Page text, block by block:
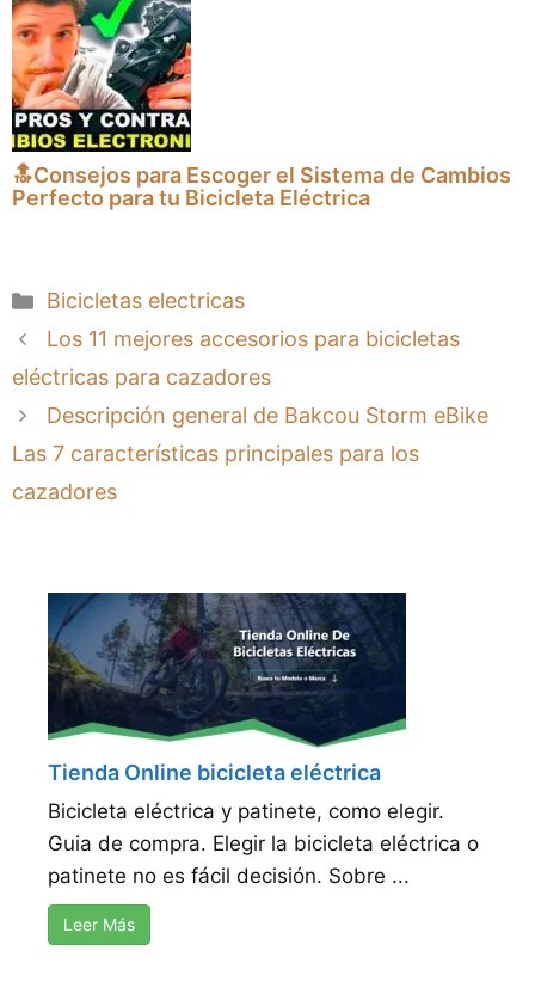
🔝Consejos para Escoger el Sistema de Cambios
Perfecto para tu Bicicleta Eléctrica
Categorías
Bicicletas electricas
Los 11 mejores accesorios para bicicletas
eléctricas para cazadores
Descripción general de Bakcou Storm eBike
Las 7 características principales para los
cazadores
Tienda Online bicicleta eléctrica
Bicicleta eléctrica y patinete, como elegir.
Guia de compra. Elegir la bicicleta eléctrica o
patinete no es fácil decisión. Sobre ...
Leer Más